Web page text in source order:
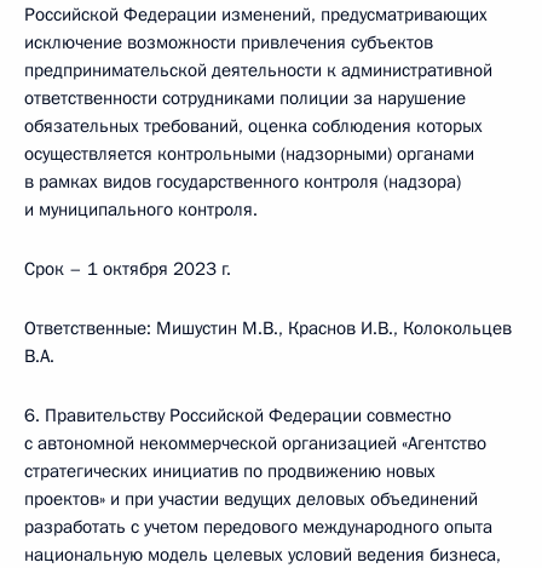
Российской Федерации изменений, предусматривающих
исключение возможности привлечения субъектов
предпринимательской деятельности к административной
ответственности сотрудниками полиции за нарушение
обязательных требований, оценка соблюдения которых
осуществляется контрольными (надзорными) органами
в рамках видов государственного контроля (надзора)
и муниципального контроля.
Срок – 1 октября 2023 г.
Ответственные: Мишустин М.В., Краснов И.В., Колокольцев
В.А.
6. Правительству Российской Федерации совместно
с автономной некоммерческой организацией «Агентство
стратегических инициатив по продвижению новых
проектов» и при участии ведущих деловых объединений
разработать с учетом передового международного опыта
национальную модель целевых условий ведения бизнеса,